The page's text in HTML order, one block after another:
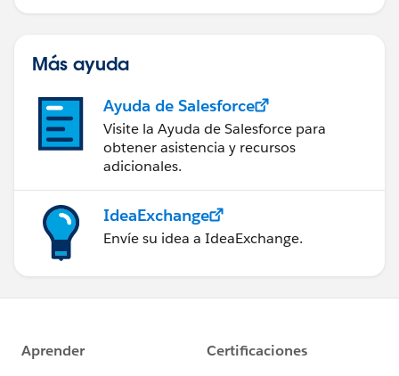
Más ayuda
Ayuda de Salesforce
Visite la Ayuda de Salesforce para
obtener asistencia y recursos
adicionales.
IdeaExchange
Envíe su idea a IdeaExchange.